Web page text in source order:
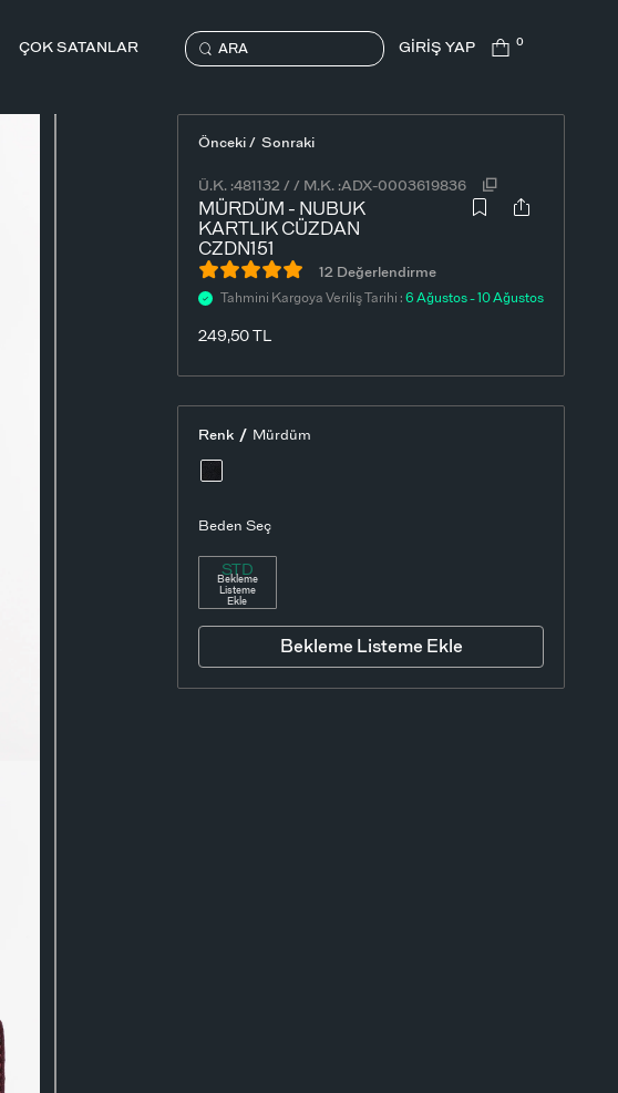
ÇOK SATANLAR ARA GİRİŞ YAP 0
Önceki / Sonraki
Ü.K. :481132 // M.K. :ADX-0003619836
MÜRDÜM - NUBUK
KARTLIK CÜZDAN
CZDN151
12 Değerlendirme
Tahmini Kargoya Veriliş Tarihi :6 Ağustos - 10 Ağustos
249,50TL
Renk / Mürdüm
Beden Seç
STD
Bekleme
Listeme
Ekle
Bekleme Listeme Ekle